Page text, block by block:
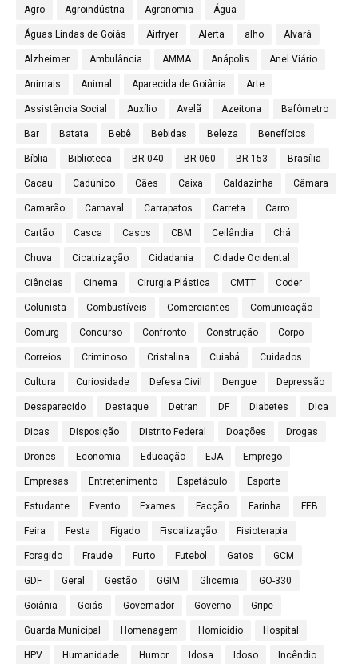
Agro Agroindústria Agronomia Água
Águas Lindas de Goiás Airfryer Alerta alho Alvará
Alzheimer Ambulância AMMA Anápolis Anel Viário
Animais Animal Aparecida de Goiânia Arte
Assistência Social Auxílio Avelã Azeitona Bafômetro
Bar Batata Bebê Bebidas Beleza Benefícios
Bíblia Biblioteca BR-040 BR-060 BR-153 Brasília
Cacau Cadúnico Cães Caixa Caldazinha Câmara
Camarão Carnaval Carrapatos Carreta Carro
Cartão Casca Casos CBM Ceilândia Chá
Chuva Cicatrização Cidadania Cidade Ocidental
Ciências Cinema Cirurgia Plástica CMTT Coder
Colunista Combustíveis Comerciantes Comunicação
Comurg Concurso Confronto Construção Corpo
Correios Criminoso Cristalina Cuiabá Cuidados
Cultura Curiosidade Defesa Civil Dengue Depressão
Desaparecido Destaque Detran DF Diabetes Dica
Dicas Disposição Distrito Federal Doações Drogas
Drones Economia Educação EJA Emprego
Empresas Entretenimento Espetáculo Esporte
Estudante Evento Exames Facção Farinha FEB
Feira Festa Fígado Fiscalização Fisioterapia
Foragido Fraude Furto Futebol Gatos GCM
GDF Geral Gestão GGIM Glicemia GO-330
Goiânia Goiás Governador Governo Gripe
Guarda Municipal Homenagem Homicídio Hospital
HPV Humanidade Humor Idosa Idoso Incêndio